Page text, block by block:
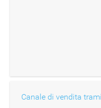
Canale di vendita